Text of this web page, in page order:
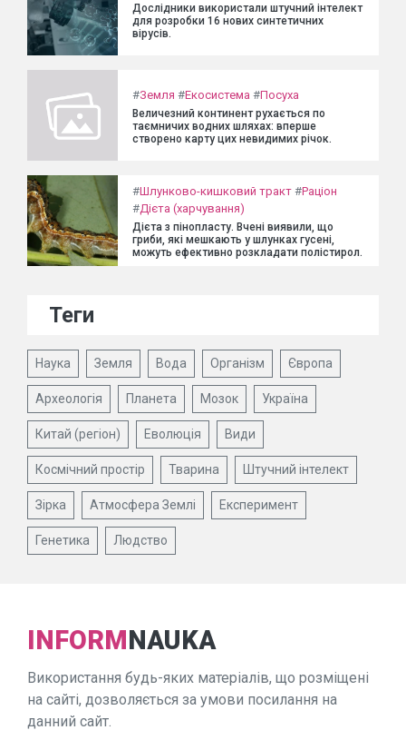
Дослідники використали штучний інтелект
для розробки 16 нових синтетичних
вірусів.
#Земля #Екосистема #Посуха
Величезний континент рухається по
таємничих водних шляхах: вперше
створено карту цих невидимих річок.
#Шлунково-кишковий тракт #Раціон
#Дієта (харчування)
Дієта з пінопласту. Вчені виявили, що
гриби, які мешкають у шлунках гусені,
можуть ефективно розкладати полістирол.
Теги
Наука Земля Вода Організм Європа
Археологія Планета Мозок Україна
Китай (регіон) Еволюція Види
Космічний простір Тварина Штучний інтелект
Зірка Атмосфера Землі Експеримент
Генетика Людство
INFORMNAUKA
Використання будь-яких матеріалів, що розміщені
на сайті, дозволяється за умови посилання на
данний сайт.